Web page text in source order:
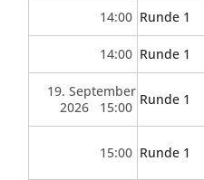
14:00 Runde 1
14:00 Runde 1
19. September
2026 15:00 Runde 1
15:00 Runde 1